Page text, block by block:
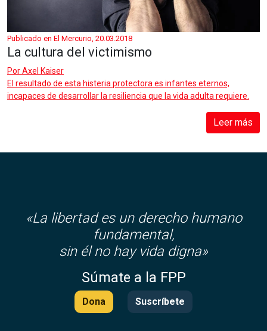
Publicado en El Mercurio, 20.03.2018
La cultura del victimismo
PorAxel Kaiser
El resultado de esta histeria protectora es infantes eternos,
incapaces de desarrollar la resiliencia que la vida adulta requiere.
Leer más
«La libertad es un derecho humano
fundamental,
sin él no hay vida digna»
Súmate a la FPP
Dona Suscríbete